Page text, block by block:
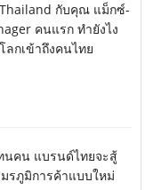
Thailand กับคุณ แม็กซ์-
คนแรก ทำยังไง
กเข้าถึงคนไทย
นคน แบรนด์ไทยจะสู้
รภูมิการค้าแบบใหม่